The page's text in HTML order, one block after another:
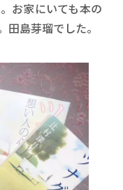
お家にいても本の
島芽瑠でした。